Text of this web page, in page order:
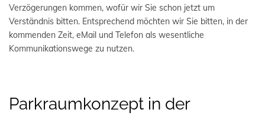
Verzögerungen kommen, wofür wir Sie schon jetzt um
Verständnis bitten. Entsprechend möchten wir Sie bitten, in der
kommenden Zeit, eMail und Telefon als wesentliche
Kommunikationswege zu nutzen.
Parkraumkonzept in der